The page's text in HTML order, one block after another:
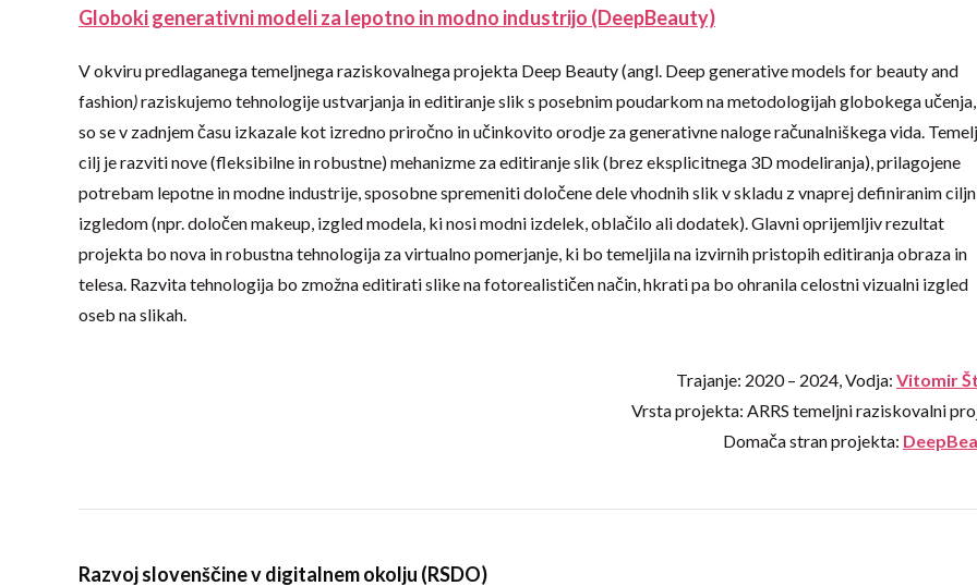
Globoki generativni modeli za lepotno in modno industrijo (DeepBeauty)
V okviru predlaganega temeljnega raziskovalnega projekta Deep Beauty (angl. Deep generative models for beauty and
fashion)raziskujemo tehnologije ustvarjanja in editiranje slik s posebnim poudarkom na metodologijah globokega
so se v zadnjem času izkazale kot izredno priročno in učinkovito orodje za generativne naloge računalniškega vida.
cilj je razviti nove (fleksibilne in robustne) mehanizme za editiranje slik (brez eksplicitnega 3D modeliranja), prilagojene
potrebam lepotne in modne industrije, sposobne spremeniti določene dele vhodnih slik v skladu z vnaprej definiranim
izgledom (npr. določen makeup, izgled modela, ki nosi modni izdelek, oblačilo ali dodatek). Glavni oprijemljiv rezultat
projekta bo nova in robustna tehnologija za virtualno pomerjanje, ki bo temeljila na izvirnih pristopih editiranja obraza in
telesa. Razvita tehnologija bo zmožna editirati slike na fotorealističen način, hkrati pa bo ohranila celostni vizualni izgled
oseb na slikah.
Trajanje: 2020 – 2024, Vodja: Vitomir
Vrsta projekta: ARRS temeljni raziskovalni
Domača stran projekta:
Razvoj slovenščine v digitalnem okolju (RSDO)